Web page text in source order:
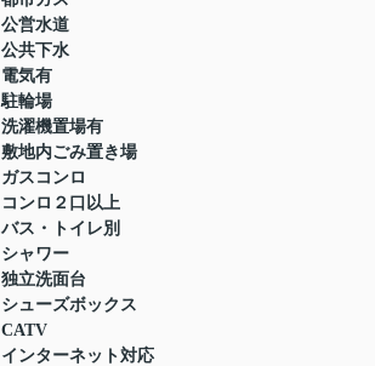
公営水道
公共下水
電気有
駐輪場
洗濯機置場有
敷地内ごみ置き場
ガスコンロ
コンロ２口以上
バス・トイレ別
シャワー
独立洗面台
シューズボックス
CATV
インターネット対応